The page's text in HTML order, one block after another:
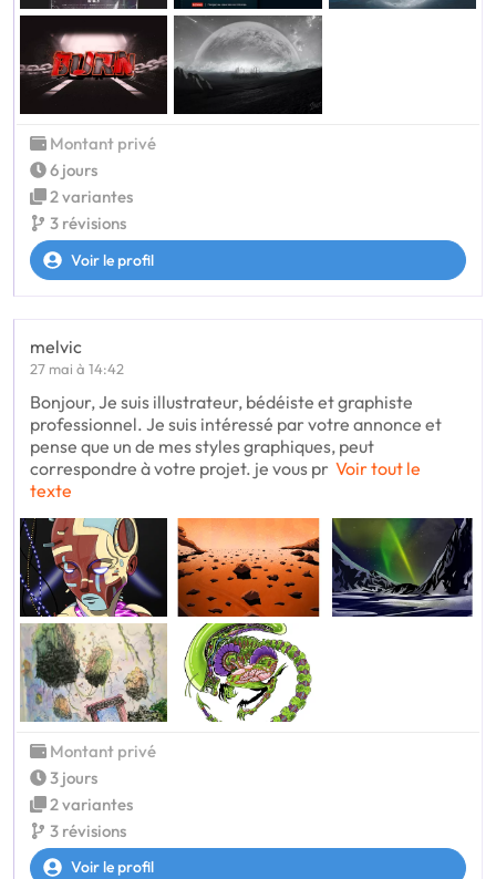
Montant privé
6 jours
2 variantes
3 révisions
Voir le profil
melvic
27 mai à 14:42
Bonjour, Je suis illustrateur, bédéiste et graphiste
professionnel. Je suis intéressé par votre annonce et
pense que un de mes styles graphiques, peut
correspondre à votre projet. je vous pr Voir tout le
texte
Montant privé
3 jours
2 variantes
3 révisions
Voir le profil